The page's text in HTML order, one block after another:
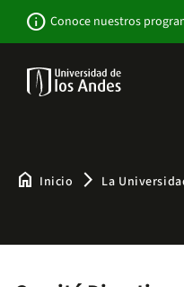
contenido
info Conoce nuestros
home Inicio arrow_forward_ios La